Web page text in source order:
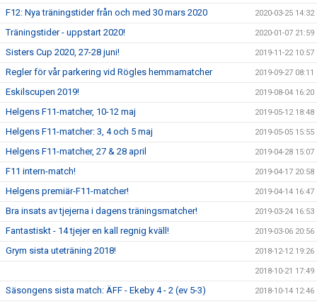
F12: Nya träningstider från och med 30 mars 2020 2020-03-25 14:32
Träningstider - uppstart 2020! 2020-01-07 21:59
Sisters Cup 2020, 27-28 juni! 2019-11-22 10:57
Regler för vår parkering vid Rögles hemmamatcher 2019-09-27 08:11
Eskilscupen 2019! 2019-08-04 16:20
Helgens F11-matcher, 10-12 maj 2019-05-12 18:48
Helgens F11-matcher: 3, 4 och 5 maj 2019-05-05 15:55
Helgens F11-matcher, 27 & 28 april 2019-04-28 15:07
F11 intern-match! 2019-04-17 20:58
Helgens premiär-F11-matcher! 2019-04-14 16:47
Bra insats av tjejerna i dagens träningsmatcher! 2019-03-24 16:53
Fantastiskt - 14 tjejer en kall regnig kväll! 2019-03-06 20:56
Grym sista uteträning 2018! 2018-12-12 19:26
2018-10-21 17:49
Säsongens sista match: ÄFF - Ekeby 4 - 2 (ev 5-3) 2018-10-14 12:46